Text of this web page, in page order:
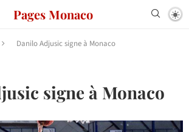
Pages Monaco
Danilo Adjusic signe à Monaco
signe à Monaco